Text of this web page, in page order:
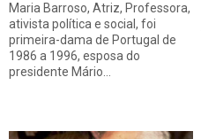
Maria Barroso, Atriz, Professora,
ativista política e social, foi
primeira-dama de Portugal de
1986 a 1996, esposa do
presidente Mário…